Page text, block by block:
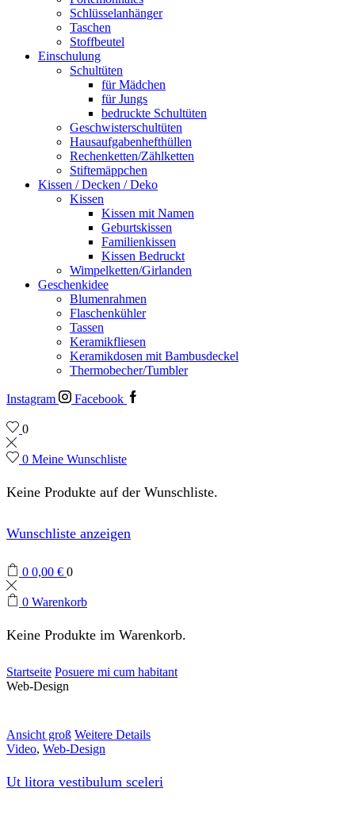
Schlüsselanhänger
Taschen
Stoffbeutel
Einschulung
Schultüten
für Mädchen
für Jungs
bedruckte Schultüten
Geschwisterschultüten
Hausaufgabenhefthüllen
Rechenketten/Zählketten
Stiftemäppchen
Kissen / Decken / Deko
Kissen
Kissen mit Namen
Geburtskissen
Familienkissen
Kissen Bedruckt
Wimpelketten/Girlanden
Geschenkidee
Blumenrahmen
Flaschenkühler
Tassen
Keramikfliesen
Keramikdosen mit Bambusdeckel
Thermobecher/Tumbler
Instagram Facebook
0
0 Meine Wunschliste
Keine Produkte auf der Wunschliste.
Wunschliste anzeigen
0 0,00 € 0
0 Warenkorb
Keine Produkte im Warenkorb.
Startseite Posuere mi cum habitant
Web-Design
Ansicht groß Weitere Details
Video, Web-Design
Ut litora vestibulum sceleri